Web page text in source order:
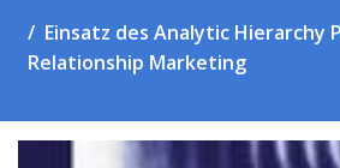
Einsatz des Analytic Hierarchy
Relationship Marketing